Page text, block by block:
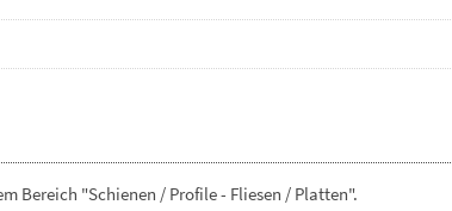
Bereich "Schienen / Profile - Fliesen / Platten".